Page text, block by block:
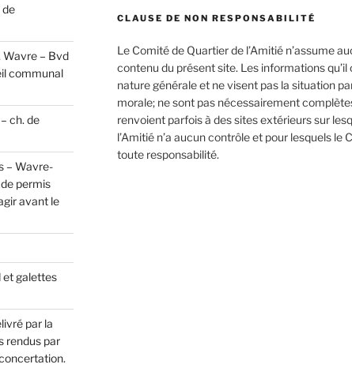
de
Wavre – Bvd
communal
ch. de
– Wavre-
permis
avant le
et galettes
par la
rendus par
CLAUSE DE NON RESPONSABILITÉ
Le Comité de Quartier de l’Amitié n’assume
contenu du présent site. Les informations
nature générale et ne visent pas la situation
morale; ne sont pas nécessairement
renvoient parfois à des sites extérieurs sur
l’Amitié n’a aucun contrôle et pour lesquels le
toute responsabilité.